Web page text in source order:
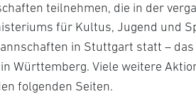
teilnehmen, die in der
für Kultus, Jugend und
in Stuttgart statt – das
Viele weitere
folgenden Seiten.